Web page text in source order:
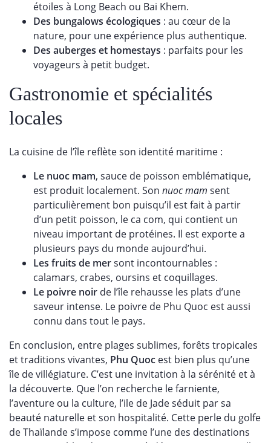
étoiles à Long Beach ou Bai Khem.
Des bungalows écologiques : au cœur de la
nature, pour une expérience plus authentique.
Des auberges et homestays : parfaits pour les
voyageurs à petit budget.
Gastronomie et spécialités
locales
La cuisine de l’île reflète son identité maritime :
Le nuoc mam, sauce de poisson emblématique,
est produit localement. Son nuoc mam sent
particulièrement bon puisqu’il est fait à partir
d’un petit poisson, le ca com, qui contient un
niveau important de protéines. Il est exporte a
plusieurs pays du monde aujourd’hui.
Les fruits de mersont incontournables :
calamars, crabes, oursins et coquillages.
Le poivre noir de l’île rehausse les plats d’une
saveur intense. Le poivre de Phu Quoc est aussi
connu dans tout le pays.
En conclusion, entre plages sublimes, forêts tropicales
et traditions vivantes, Phu Quoc est bien plus qu’une
île de villégiature. C’est une invitation à la sérénité et à
la découverte. Que l’on recherche le farniente,
l’aventure ou la culture, l’ile de Jade séduit par sa
beauté naturelle et son hospitalité. Cette perle du golfe
de Thaïlande s’impose comme l’une des destinations